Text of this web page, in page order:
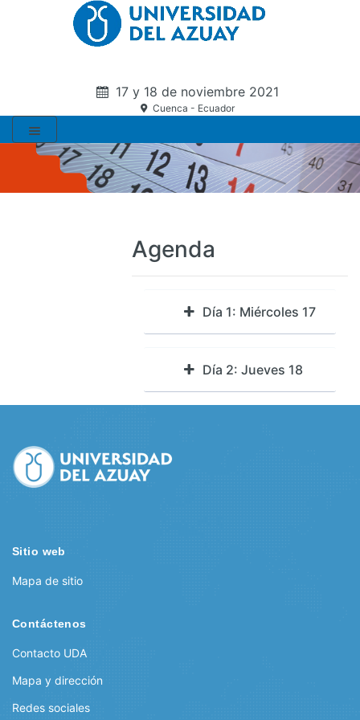
17 y 18 de noviembre 2021
Cuenca - Ecuador
Agenda
Día 1: Miércoles 17
Día 2: Jueves 18
Sitio web
Mapa de sitio
Contáctenos
Contacto UDA
Mapa y dirección
Redes sociales